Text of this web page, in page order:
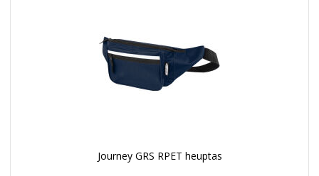
Journey GRS RPET heuptas